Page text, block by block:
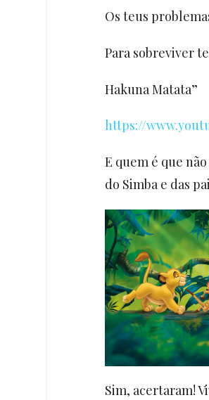
Os teus
Para sobreviver
Hakuna Matata”
https://
E quem é que
do Simba e das
Sim, acertaram!